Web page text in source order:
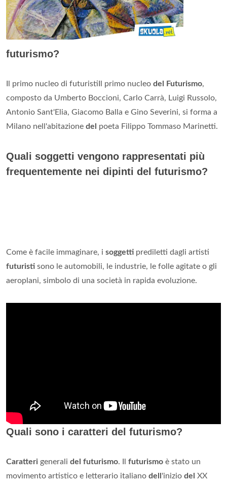
futurismo?
Il primo nucleo di futuristiIl primo nucleo del Futurismo,
composto da Umberto Boccioni, Carlo Carrà, Luigi Russolo,
Antonio Sant'Elia, Giacomo Balla e Gino Severini, si forma a
Milano nell'abitazione del poeta Filippo Tommaso Marinetti.
Quali soggetti vengono rappresentati più
frequentemente nei dipinti del futurismo?
Come è facile immaginare, i soggetti prediletti dagli artisti
futuristi sono le automobili, le industrie, le folle agitate o gli
aeroplani, simbolo di una società in rapida evoluzione.
Quali sono i caratteri del futurismo?
Caratteri generali del futurismo. Il futurismo è stato un
movimento artistico e letterario italiano dell 'inizio del XX